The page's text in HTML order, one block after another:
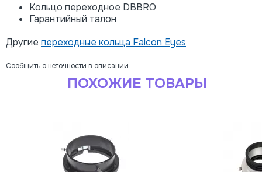
Кольцо переходное DBBRO
Гарантийный талон
Другие переходные кольца Falcon Eyes
Сообщить о неточности в описании
ПОХОЖИЕ ТОВАРЫ